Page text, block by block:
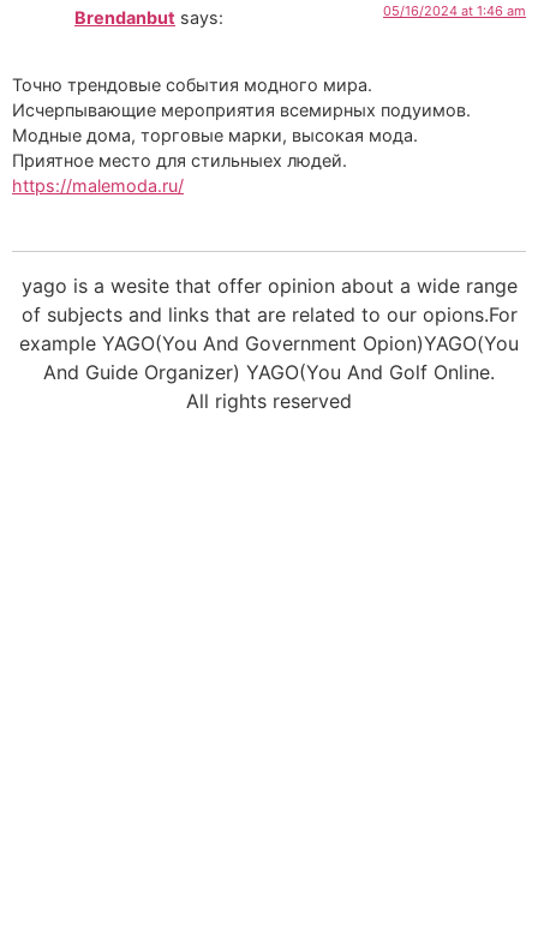
Brendanbut says: 05/16/2024 at 1:46 am
Точно трендовые события модного мира.
Исчерпывающие мероприятия всемирных подуимов.
Модные дома, торговые марки, высокая мода.
Приятное место для стильныех людей.
https://malemoda.ru/
yago is a wesite that offer opinion about a wide range
of subjects and links that are related to our opions.For
example YAGO(You And Government Opion)YAGO(You
And Guide Organizer) YAGO(You And Golf Online.
All rights reserved